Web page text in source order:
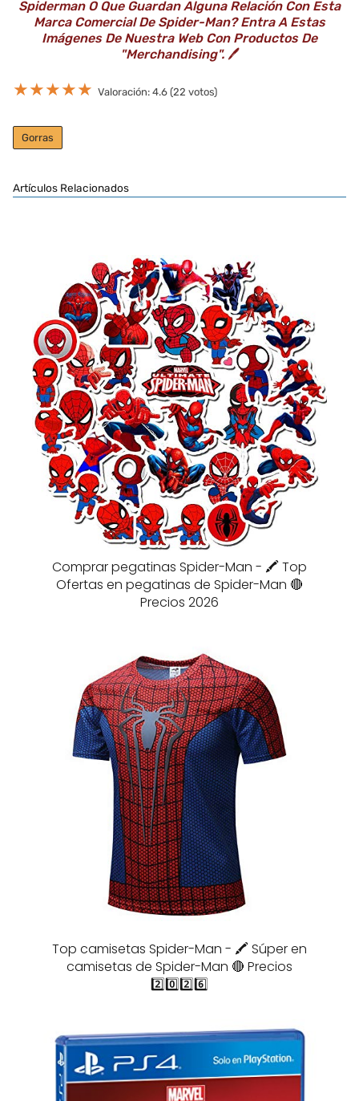
Spiderman O Que Guardan Alguna Relación Con Esta
Marca Comercial De Spider-Man? Entra A Estas
Imágenes De Nuestra Web Con Productos De
"Merchandising".🖊️
★★★★★ Valoración: 4.6 (22 votos)
Gorras
Artículos Relacionados
Comprar pegatinas Spider-Man - 🖍️ Top
Ofertas en pegatinas de Spider-Man 🔴
Precios 2026
Top camisetas Spider-Man - 🖍️ Súper en
camisetas de Spider-Man 🔴 Precios
2️⃣0️⃣2️⃣6️⃣